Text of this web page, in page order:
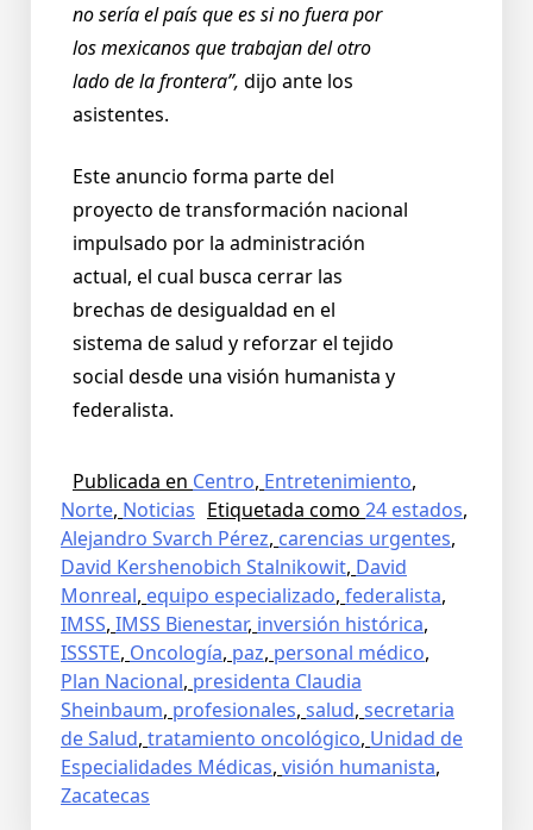
no sería el país que es si no fuera por
los mexicanos que trabajan del otro
lado de la frontera”, dijo ante los
asistentes.
Este anuncio forma parte del
proyecto de transformación nacional
impulsado por la administración
actual, el cual busca cerrar las
brechas de desigualdad en el
sistema de salud y reforzar el tejido
social desde una visión humanista y
federalista.
Publicada en Centro, Entretenimiento,
Norte, Noticias Etiquetada como 24 estados,
Alejandro Svarch Pérez, carencias urgentes,
David Kershenobich Stalnikowit, David
Monreal, equipo especializado, federalista,
IMSS, IMSS Bienestar, inversión histórica,
ISSSTE, Oncología, paz, personal médico,
Plan Nacional, presidenta Claudia
Sheinbaum, profesionales, salud, secretaria
de Salud, tratamiento oncológico, Unidad de
Especialidades Médicas, visión humanista,
Zacatecas